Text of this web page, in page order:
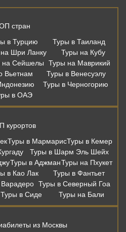
стран
в Турцию
Туры в Таиланд
Шри Ланку
Туры на Кубу
на Сейшелы
Туры на Маврикий
Вьетнам
Туры в Венесуэлу
Туры в Черногорию
в ОАЭ
курортов
Туры в МармарисТуры в Кемер
Туры в Шарм Эль Шейх
Туры в АджманТуры на Пхукет
в Као Лак
Туры в Фантьет
Туры в Северный Гоа
Туры в Сиде Туры на Бали
из Москвы